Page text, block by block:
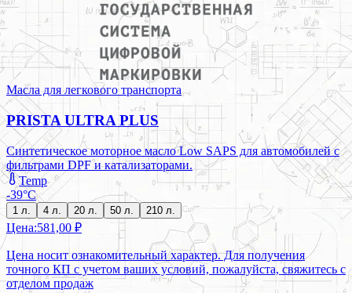
Масла для легкового транспорта
PRISTA ULTRA PLUS
Синтетическое моторное масло Low SAPS для автомобилей с
фильтрами DPF и катализаторами.
Temp
-39°C
1 л. 4 л. 20 л. 50 л. 210 л.
Цена:581,00 ₽
Цена носит ознакомительный характер. Для получения
точного КП с учетом ваших условий, пожалуйста, свяжитесь с
отделом продаж